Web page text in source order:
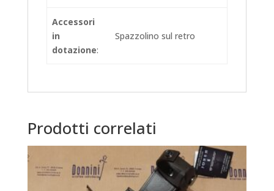
Accessori
in
dotazione:
Spazzolino sul retro
Prodotti correlati